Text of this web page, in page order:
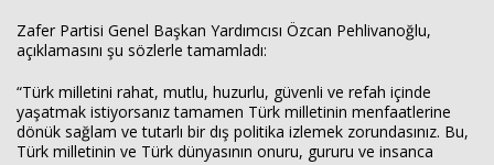
Zafer Partisi Genel Başkan Yardımcısı Özcan Pehlivanoğlu,
açıklamasını şu sözlerle tamamladı:
“Türk milletini rahat, mutlu, huzurlu, güvenli ve refah içinde
yaşatmak istiyorsanız tamamen Türk milletinin menfaatlerine
dönük sağlam ve tutarlı bir dış politika izlemek zorundasınız. Bu,
Türk milletinin ve Türk dünyasının onuru, gururu ve insanca